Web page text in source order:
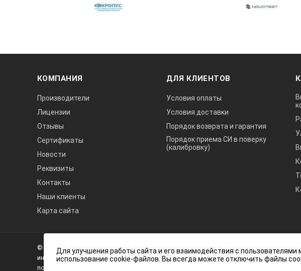
Эргономика управления двумя клавиатурами –
новый уровень. Универсальная клавиатура
Совершенность управления дефектоскопом
К тому же, динамизм пиктограмм повышает удобство
КОМПАНИЯ
Производители
Лицензии
Отзывы
Сертификаты
Новости
Реквизиты
Контакты
Наши клиенты
Карта сайта
ДЛЯ КЛИЕНТОВ
Условия оплаты
Условия доставки
Порядок возврата и гарантия
Порядок приема СИ в поверку
(калибровку)
Нагорный© 2026 А3 Инжиниринг Обращаем Ваше внимание на то, что данный интернет-сайт
информационный характер и ни при каких условиях не является публичной
положениями статьи 437 (2) Гражданского кодекса Российской Федерации.
Для улучшения работы сайта и его взаимодействия с
использование cookie-файлов. Вы всегда можете отключить файлы